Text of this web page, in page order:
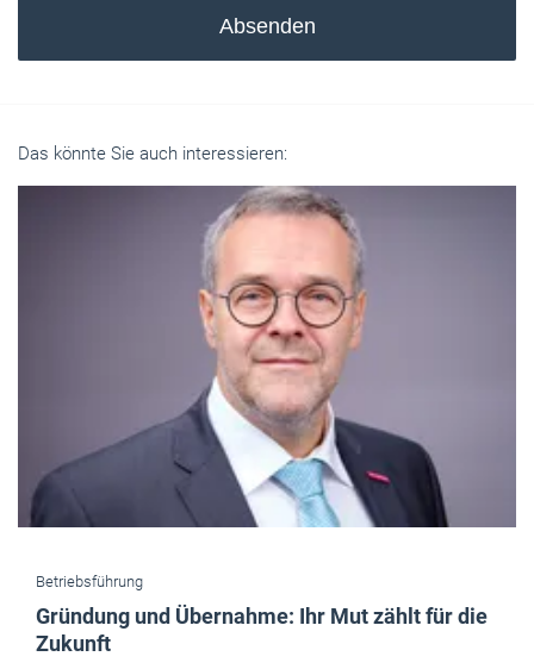
Absenden
Das könnte Sie auch interessieren:
Betriebsführung
Gründung und Übernahme: Ihr Mut zählt für die
Zukunft